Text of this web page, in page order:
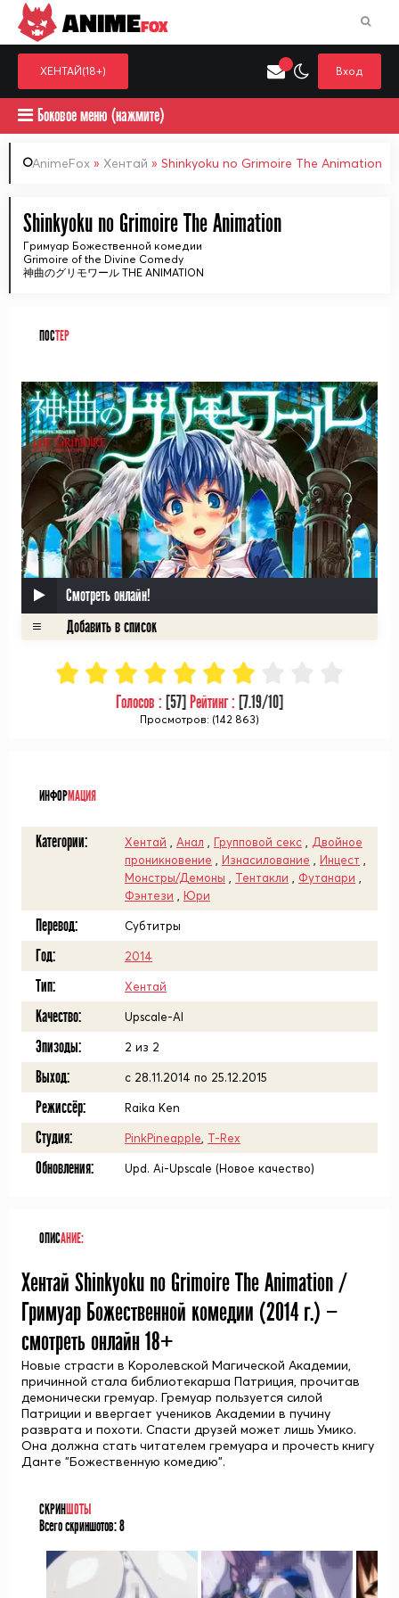
Выберите одну категорию для поиска
ANIMEFOX
ХЕНТАЙ(18+) Вход
Боковое меню (нажмите)
AnimeFox » Хентай » Shinkyoku no Grimoire The Animation
Shinkyoku no Grimoire The Animation
Гримуар Божественной комедии
Grimoire of the Divine Comedy
神曲のグリモワール THE ANIMATION
ПОСТЕР
Смотреть онлайн!
Голосов : [57] Рейтинг : [7.19/10]
Просмотров: (142 863)
ИНФОРМАЦИЯ
Категории: Хентай Анал Групповой секс
Двойное
проникновение
Изнасилование Инцест
Монстры/Демоны
Тентакли Футанари
Фэнтези
Юри
Перевод: Субтитры
Год: 2014
Тип: Хентай
Качество: Upscale-AI
Эпизоды: 2 из 2
Выход: с 28.11.2014 по 25.12.2015
Режиссёр: Raika Ken
Студия: PinkPineapple T-Rex
Обновления: Upd. Ai-Upscale (Новое качество)
ОПИСАНИЕ:
Хентай Shinkyoku no Grimoire The Animation /
Гримуар Божественной комедии (2014г.) —
смотреть онлайн 18+
Новые страсти в Королевской Магической Академии,
причинной стала библиотекарша Патриция, прочитав
демонически гремуар. Гремуар пользуется силой
Патриции и ввергает учеников Академии в пучину
разврата и похоти. Спасти друзей может лишь Умико.
Она должна стать читателем гремуара и прочесть книгу
Данте "Божественную комедию".
СКРИН ШОТЫ
Всего скриншотов:8